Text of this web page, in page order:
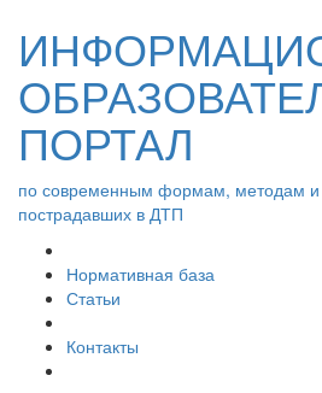
ПОРТАЛ
по современным формам, методам
пострадавших в ДТП
Нормативная база
Статьи
Контакты